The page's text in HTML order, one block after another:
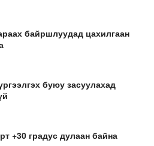
байршлуудад цахилгаан
буюу засуулахад
+30 градус дулаан байна